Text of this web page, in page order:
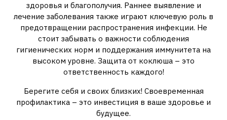
здоровья и благополучия. Раннее выявление и
лечение заболевания также играют ключевую роль в
предотвращении распространения инфекции. Не
стоит забывать о важности соблюдения
гигиенических норм и поддержания иммунитета на
высоком уровне. Защита от коклюша – это
ответственность каждого!
Берегите себя и своих близких! Своевременная
профилактика – это инвестиция в ваше здоровье и
будущее.